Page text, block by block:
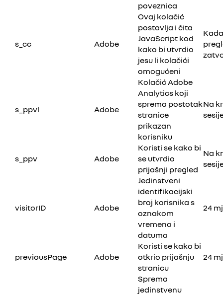
poveznica
s_cc Adobe
Ovaj kolačić
postavlja i čita
JavaScript kod
kako bi utvrdio
jesu li kolačići
omogućeni
s_ppvl Adobe
Kolačić Adobe
Analytics koji
sprema postotak
stranice
prikazan
korisniku
Na
s_ppv Adobe
Koristi se kako bi
se utvrdio
prijašnji pregled
Na
visitorID Adobe
Jedinstveni
identifikacijski
broj korisnika s
oznakom
vremena i
datuma
24
previousPage Adobe
Koristi se kako bi
otkrio prijašnju
stranicu
24
Sprema
jedinstvenu